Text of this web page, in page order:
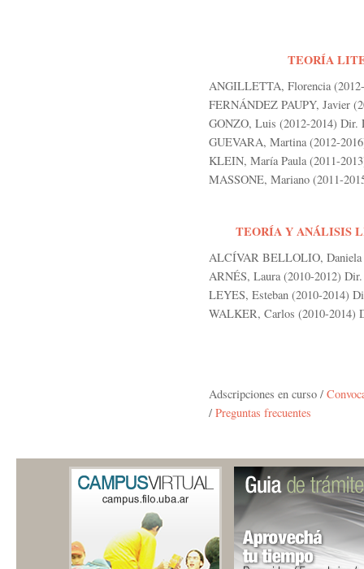
TEORÍA
ANGILLETTA, Florencia
FERNÁNDEZ PAUPY, Javier
GONZO, Luis (2012-2014) Dir.
GUEVARA, Martina (2012-
KLEIN, María Paula (2011-
MASSONE, Mariano (2011-
TEORÍA Y ANÁLISIS
ALCÍVAR BELLOLIO, Daniela
ARNÉS, Laura (2010-2012)
LEYES, Esteban (2010-2014)
WALKER, Carlos (2010-2014)
Adscripciones en curso /
/ Preguntas frecuentes